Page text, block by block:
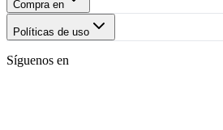
Compra en
Políticas de uso
Síguenos en